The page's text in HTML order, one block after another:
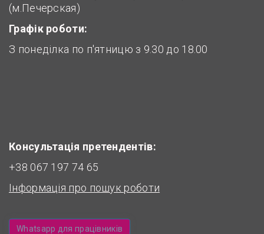
(м.Печерская)
Графік роботи:
З понеділка по п'ятницю з 9.30 до 18.00
Консультація претендентів:
+38 067 197 74 65
Інформація про пошук роботи
Whatsapp для працівників